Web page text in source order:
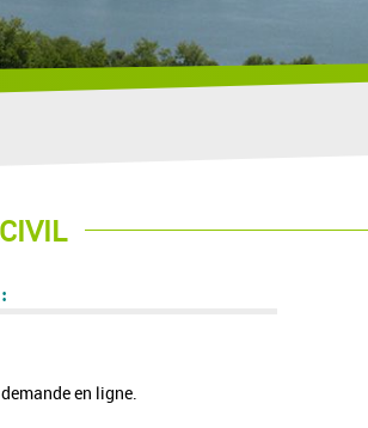
en ligne.